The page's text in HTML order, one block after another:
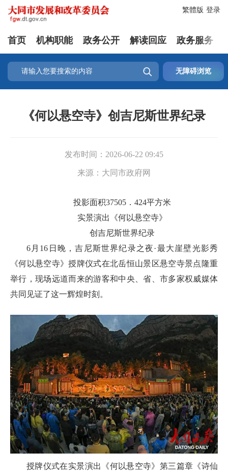
登录
繁體版
首页 机构职能 政务公开 解读回应 政务服务
 无障碍浏览
《何以悬空寺》创吉尼斯世界纪录
发布时间： 2026-06-22 09:45
来源： 大同市政府网
投影面积37505．424平方米
实景演出《何以悬空寺》
创吉尼斯世界纪录
6月16日晚，吉尼斯世界纪录之夜·最大崖壁光影秀
《何以悬空寺》授牌仪式在北岳恒山景区悬空寺景点隆重
举行，现场远道而来的游客和中央、省、市多家权威媒体
共同见证了这一辉煌时刻。
授牌仪式在实景演出《何以悬空寺》第三篇章《诗仙